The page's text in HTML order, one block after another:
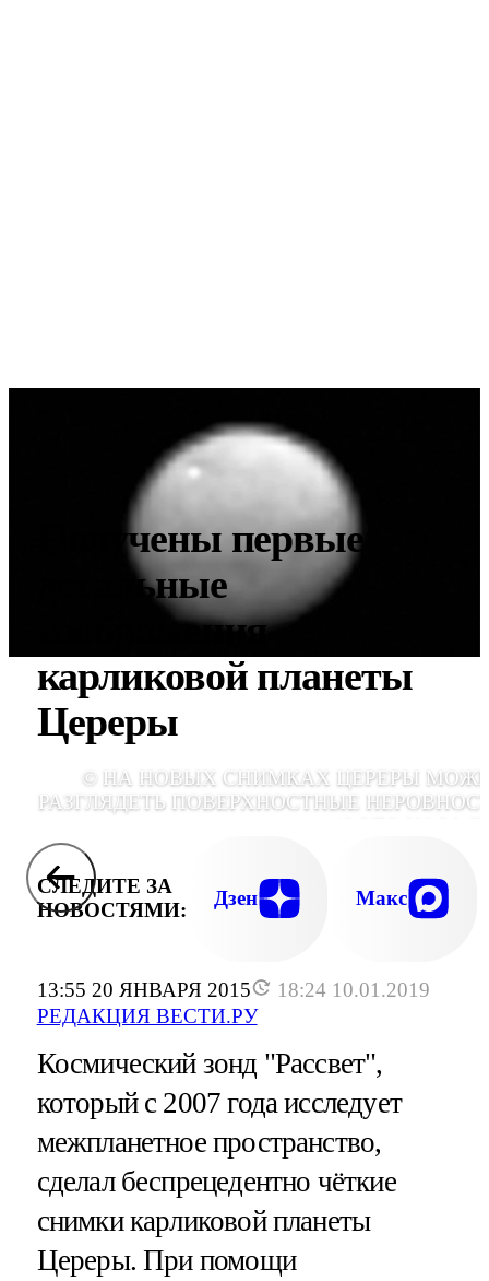
13:55 20 ЯНВАРЯ 2015
18:24 10.01.2019
РЕДАКЦИЯ ВЕСТИ.РУ
Получены первые
детальные
изображения
карликовой планеты
Цереры
© НА НОВЫХ СНИМКАХ ЦЕРЕРЫ
РАЗГЛЯДЕТЬ ПОВЕРХНОСТНЫЕ
СЛЕДИТЕ ЗА
НОВОСТЯМИ:
Дзен Макс
Космический зонд "Рассвет",
который с 2007 года исследует
межпланетное пространство,
сделал беспрецедентно чёткие
снимки карликовой планеты
Цереры. При помощи